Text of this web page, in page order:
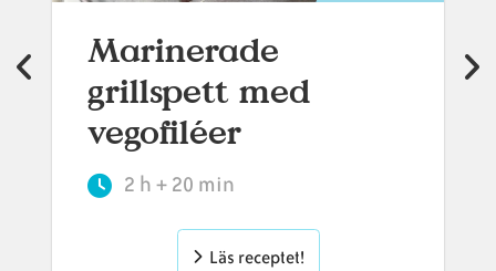
Marinerade
grillspett med
vegofiléer
2 h + 20 min
Läs receptet!